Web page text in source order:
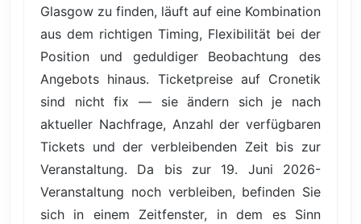
Glasgow zu finden, läuft auf eine Kombination
aus dem richtigen Timing, Flexibilität bei der
Position und geduldiger Beobachtung des
Angebots hinaus. Ticketpreise auf Cronetik
sind nicht fix — sie ändern sich je nach
aktueller Nachfrage, Anzahl der verfügbaren
Tickets und der verbleibenden Zeit bis zur
Veranstaltung. Da bis zur 19. Juni 2026-
Veranstaltung noch verbleiben, befinden Sie
sich in einem Zeitfenster, in dem es Sinn